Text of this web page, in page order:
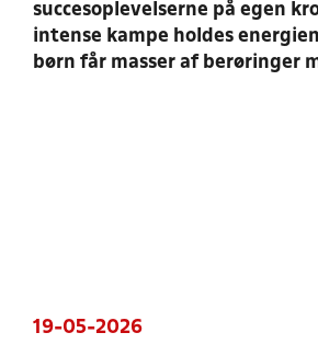
succesoplevelserne på egen
intense kampe holdes
børn får masser af berøringer
19-05-2026